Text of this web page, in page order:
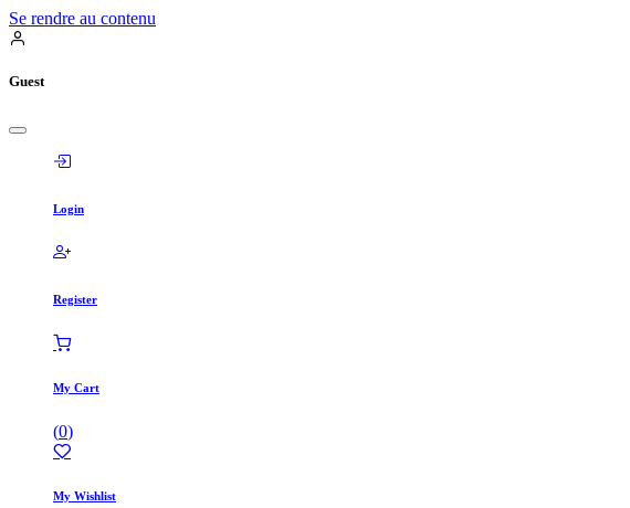
Se rendre au contenu
Guest
Login
Register
My Cart
(0)
My Wishlist